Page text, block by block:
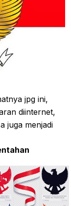
jpg ini,
diinternet,
juga menjadi